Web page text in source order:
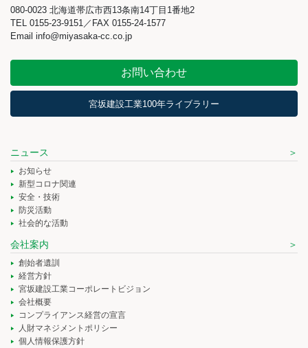
080-0023 北海道帯広市西13条南14丁目1番地2
TEL 0155-23-9151／FAX 0155-24-1577
Email info@miyasaka-cc.co.jp
お問い合わせ
宮坂建設工業100年ライブラリー
ニュース
お知らせ
新型コロナ関連
安全・技術
防災活動
社会的な活動
会社案内
創始者遺訓
経営方針
宮坂建設工業コーポレートビジョン
会社概要
コンプライアンス経営の宣言
人財マネジメントポリシー
個人情報保護方針